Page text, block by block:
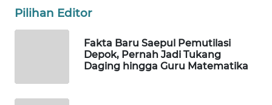
Pilihan Editor
Fakta Baru Saepul Pemutilasi
Depok, Pernah Jadi Tukang
Daging hingga Guru Matematika